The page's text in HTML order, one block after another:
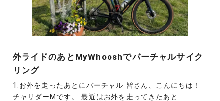
外ライドのあとMyWhooshでバーチャルサイク
リング
1.お外を走ったあとにバーチャル 皆さん、こんにちは！
チャリダーMです。 最近はお外を走ってきたあと...